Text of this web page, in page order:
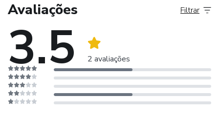
Avaliações
3.5 2 avaliações
Filtrar